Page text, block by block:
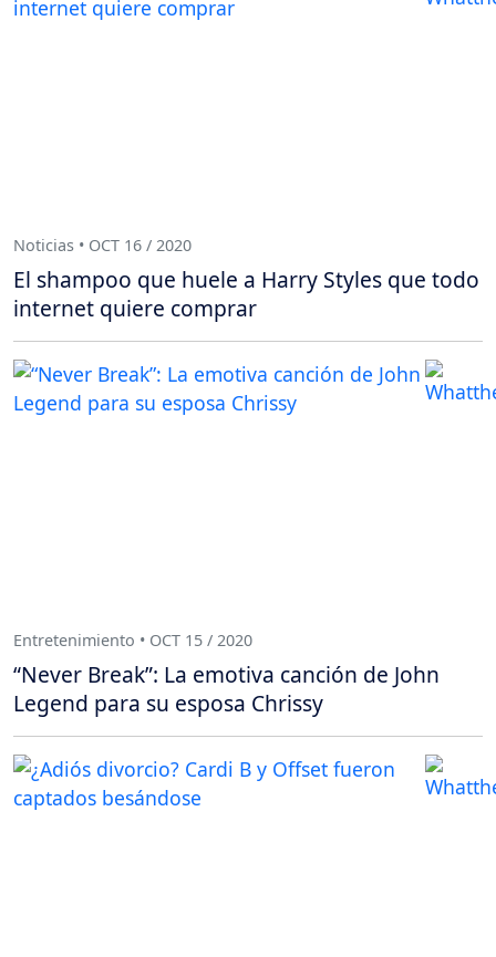
Noticias • OCT 16 / 2020
El shampoo que huele a Harry Styles que todo
internet quiere comprar
Entretenimiento • OCT 15 / 2020
“Never Break”: La emotiva canción de John
Legend para su esposa Chrissy